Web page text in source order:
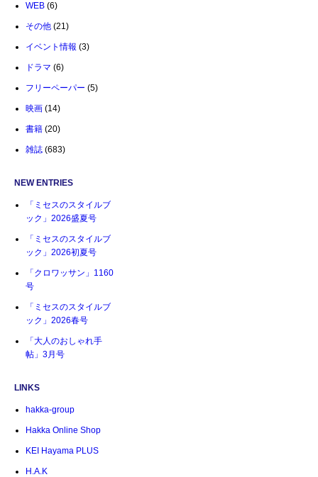
WEB (6)
その他 (21)
イベント情報 (3)
ドラマ (6)
フリーペーパー (5)
映画 (14)
書籍 (20)
雑誌 (683)
NEW ENTRIES
「ミセスのスタイルブ
ック」2026盛夏号
「ミセスのスタイルブ
ック」2026初夏号
「クロワッサン」1160
号
「ミセスのスタイルブ
ック」2026春号
「大人のおしゃれ手
帖」3月号
LINKS
hakka-group
Hakka Online Shop
KEI Hayama PLUS
H.A.K